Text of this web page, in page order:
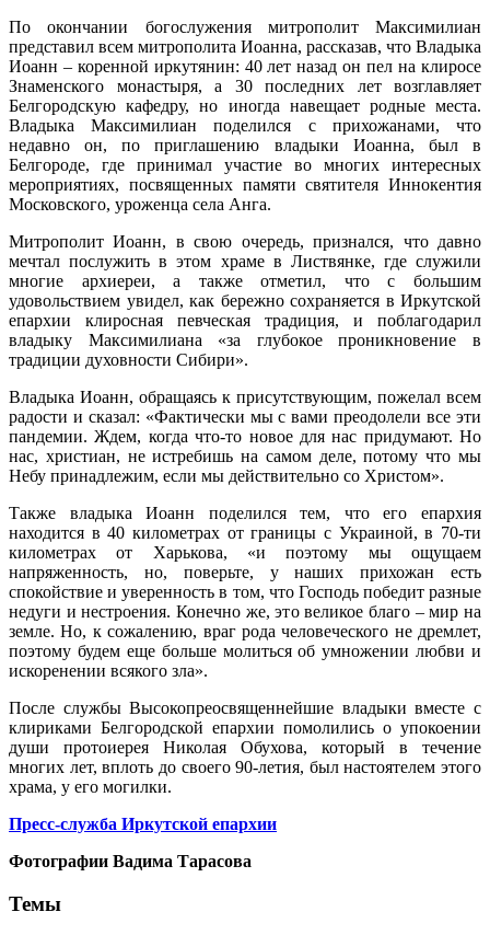
По окончании богослужения митрополит Максимилиан
представил всем митрополита Иоанна, рассказав, что Владыка
Иоанн – коренной иркутянин: 40 лет назад он пел на клиросе
Знаменского монастыря, а 30 последних лет возглавляет
Белгородскую кафедру, но иногда навещает родные места.
Владыка Максимилиан поделился с прихожанами, что
недавно он, по приглашению владыки Иоанна, был в
Белгороде, где принимал участие во многих интересных
мероприятиях, посвященных памяти святителя Иннокентия
Московского, уроженца села Анга.
Митрополит Иоанн, в свою очередь, признался, что давно
мечтал послужить в этом храме в Листвянке, где служили
многие архиереи, а также отметил, что с большим
удовольствием увидел, как бережно сохраняется в Иркутской
епархии клиросная певческая традиция, и поблагодарил
владыку Максимилиана «за глубокое проникновение в
традиции духовности Сибири».
Владыка Иоанн, обращаясь к присутствующим, пожелал всем
радости и сказал: «Фактически мы с вами преодолели все эти
пандемии. Ждем, когда что-то новое для нас придумают. Но
нас, христиан, не истребишь на самом деле, потому что мы
Небу принадлежим, если мы действительно со Христом».
Также владыка Иоанн поделился тем, что его епархия
находится в 40 километрах от границы с Украиной, в 70-ти
километрах от Харькова, «и поэтому мы ощущаем
напряженность, но, поверьте, у наших прихожан есть
спокойствие и уверенность в том, что Господь победит разные
недуги и нестроения. Конечно же, это великое благо – мир на
земле. Но, к сожалению, враг рода человеческого не дремлет,
поэтому будем еще больше молиться об умножении любви и
искоренении всякого зла».
После службы Высокопреосвященнейшие владыки вместе с
клириками Белгородской епархии помолились о упокоении
души протоиерея Николая Обухова, который в течение
многих лет, вплоть до своего 90-летия, был настоятелем этого
храма, у его могилки.
Пресс-служба Иркутской епархии
Фотографии Вадима Тарасова
Темы